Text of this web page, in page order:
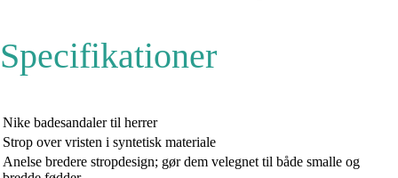
Specifikationer
Nike badesandaler til herrer
Strop over vristen i syntetisk materiale
Anelse bredere stropdesign; gør dem velegnet til både smalle og